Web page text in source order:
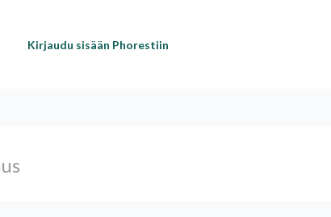
Kirjaudu sisään Phorestiin